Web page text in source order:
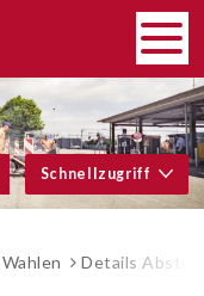
Muri
starten
SCHNELLZUGRIFF
Schnellzugriff
Details